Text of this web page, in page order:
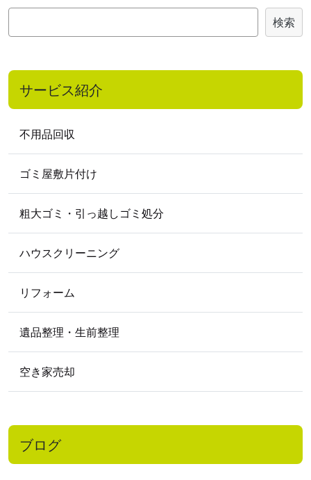
検
索
検索
サービス紹介
不用品回収
ゴミ屋敷片付け
粗大ゴミ・引っ越しゴミ処分
ハウスクリーニング
リフォーム
遺品整理・生前整理
空き家売却
ブログ